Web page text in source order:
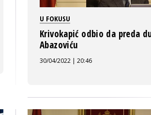
U FOKUSU
Krivokapić odbio da preda
Abazoviću
30/04/2022 | 20:46